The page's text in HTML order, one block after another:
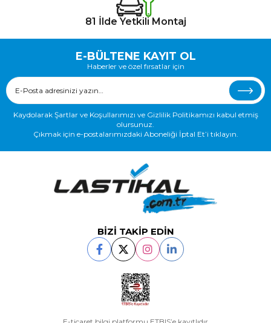
81 İlde Yetkili Montaj
E-BÜLTENE KAYIT OL
Haberler ve özel fırsatlar için
Kaydolarak Şartlar ve Koşullarımızı ve Gizlilik Politikamızı kabul etmiş
olursunuz.
Çıkmak için e-postalarımızdaki Aboneliği İptal Et’i tıklayın.
BİZİ TAKİP EDİN